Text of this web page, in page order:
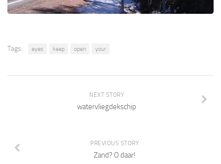
Tags: eyes keep open your
NEXT STORY
watervliegdekschip
PREVIOUS STORY
Zand? O daar!